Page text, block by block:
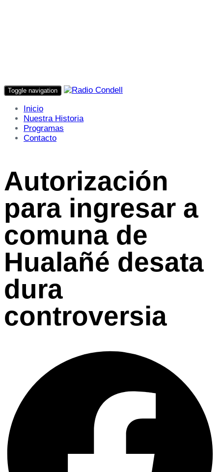
Toggle navigation
Inicio
Nuestra Historia
Programas
Contacto
Autorización
para ingresar a
comuna de
Hualañé desata
dura
controversia